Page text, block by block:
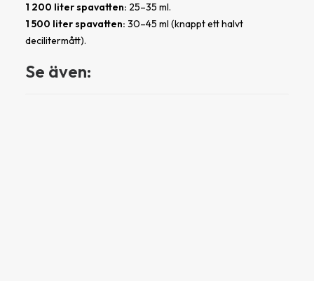
1 200 liter spavatten: 25–35 ml.
1 500 liter spavatten: 30–45 ml (knappt ett halvt
decilitermått).
Se även: